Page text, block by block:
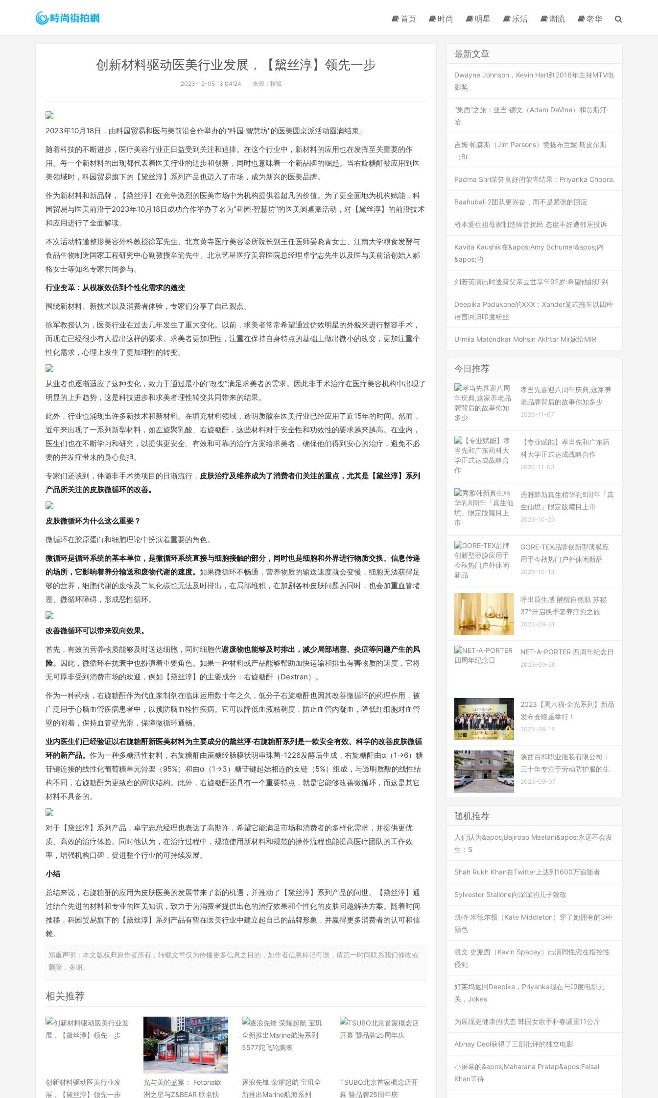
首页 时尚 明星 乐活 潮流 奢华
​创新材料驱动医美行业发展，【黛丝淳】领先一步
2023-12-05 13:04:24 来源：搜狐
2023年10月18日，由科园贸易和医与美前沿合作举办的"科园·智慧坊"的医美圆桌派活动圆满结束。
随着科技的不断进步，医疗美容行业正日益受到关注和追捧。在这个行业中，新材料的应用也在发挥至关重要的作
用。每一个新材料的出现都代表着医美行业的进步和创新，同时也意味着一个新品牌的崛起。当右旋糖酐被应用到医
美领域时，科园贸易旗下的【黛丝淳】系列产品也迈入了市场，成为新兴的医美品牌。
作为新材料和新品牌，【黛丝淳】在竞争激烈的医美市场中为机构提供着超凡的价值。为了更全面地为机构赋能，科
园贸易与医美前沿于2023年10月18日成功合作举办了名为"科园·智慧坊"的医美圆桌派活动，对【黛丝淳】的前沿技术
和应用进行了全面解读。
本次活动特邀整形美容外科教授徐军先生、北京黄寺医疗美容诊所院长副王任医师晏晓青女士、江南大学粮食发酵与
食品生物制造国家工程研究中心副教授辛瑜先生、北京艺星医疗美容医院总经理卓宁志先生以及医与美前沿创始人郝
格女士等知名专家共同参与。
行业变革：从模板效仿到个性化需求的嬗变
围绕新材料、新技术以及消费者体验，专家们分享了自己观点。
徐军教授认为，医美行业在过去几年发生了重大变化。以前，求美者常常希望通过仿效明星的外貌来进行整容手术，
而现在已经很少有人提出这样的要求。求美者更加理性，注重在保持自身特点的基础上做出微小的改变，更加注重个
性化需求，心理上发生了更加理性的转变。
从业者也逐渐适应了这种变化，致力于通过最小的“改变”满足求美者的需求。因此非手术治疗在医疗美容机构中出现了
明显的上升趋势，这是科技进步和求美者理性转变共同带来的结果。
此外，行业也涌现出许多新技术和新材料。在填充材料领域，透明质酸在医美行业已经应用了近15年的时间。然而，
近年来出现了一系列新型材料，如左旋聚乳酸、右旋糖酐，这些材料对于安全性和功效性的要求越来越高。在业内，
医生们也在不断学习和研究，以提供更安全、有效和可靠的治疗方案给求美者，确保他们得到安心的治疗，避免不必
要的并发症带来的身心负担。
专家们还谈到，伴随非手术类项目的日渐流行， 皮肤治疗及维养成为了消费者们关注的重点，尤其是【黛丝淳】系列
产品所关注的皮肤微循环的改善。
皮肤微循环为什么这么重要？
微循环在胶原蛋白和细胞理论中扮演着重要的角色。
微循环是循环系统的基本单位，是微循环系统直接与细胞接触的部分，同时也是细胞和外界进行物质交换、信息传递
的场所，它影响着养分输送和废物代谢的速度。 如果微循环不畅通，营养物质的输送速度就会变慢，细胞无法获得足
够的营养，细胞代谢的废物及二氧化碳也无法及时排出，在局部堆积，在加剧各种皮肤问题的同时，也会加重血管堵
塞、微循环障碍，形成恶性循环。
改善微循环可以带来双向效果。
首先，有效的营养物质能够及时送达细胞，同时细胞代谢废物也能够及时排出，减少局部堵塞、炎症等问题产生的风
险。 因此，微循环在抗衰中也扮演着重要角色。如果一种材料或产品能够帮助加快运输和排出有害物质的速度，它将
无可厚非受到消费市场的欢迎，例如【黛丝淳】的主要成分：右旋糖酐（Dextran）。
作为一种药物，右旋糖酐作为代血浆制剂在临床运用数十年之久，低分子右旋糖酐也因其改善微循环的药理作用，被
广泛用于心脑血管疾病患者中，以预防脑血栓性疾病。它可以降低血液粘稠度，防止血管内凝血，降低红细胞对血管
壁的附着，保持血管壁光滑，保障微循环通畅。
业内医生们已经验证以右旋糖酐新医美材料为主要成分的黛丝淳·右旋糖酐系列是一款安全有效、科学的改善皮肤微循
环的新产品。 作为一种多糖活性材料，右旋糖酐由蔗糖经肠膜状明串珠菌-1226发酵后生成，右旋糖酐由α（1→6）糖
苷键连接的线性化葡萄糖单元骨架（95%）和由α（1→3）糖苷键起始相连的支链（5%）组成，与透明质酸的线性结
构不同，右旋糖酐为更致密的网状结构。此外，右旋糖酐还具有一个重要特点，就是它能够改善微循环，而这是其它
材料不具备的。
对于【黛丝淳】系列产品，卓宁志总经理也表达了高期许，希望它能满足市场和消费者的多样化需求，并提供更优
质、高效的治疗体验。同时他认为，在治疗过程中，规范使用新材料和规范的操作流程也能提高医疗团队的工作效
率，增强机构口碑，促进整个行业的可持续发展。
小结
总结来说，右旋糖酐的应用为皮肤医美的发展带来了新的机遇，并推动了【黛丝淳】系列产品的问世。【黛丝淳】通
过结合先进的材料和专业的医美知识，致力于为消费者提供出色的治疗效果和个性化的皮肤问题解决方案。随着时间
推移，科园贸易旗下的【黛丝淳】系列产品有望在医美行业中建立起自己的品牌形象，并赢得更多消费者的认可和信
赖。
郑重声明：本文版权归原作者所有，转载文章仅为传播更多信息之目的，如作者信息标记有误，请第一时间联系我们修改或
删除，多谢。
相关推荐
​创新材料驱动医美行业发
展，【黛丝淳】领先一步
光与美的盛宴： Fotona欧
洲之星与Z&BEAR 联名快
逐浪先锋 荣耀起航 宝玑全
新推出Marine航海系列
TSUBO北京首家概念店开
幕 暨品牌25周年庆
最新文章
Dwayne Johnson，Kevin Hart到2016年主持MTV电
影奖
“集西”之旅：亚当·德文（Adam DeVine）和贾斯汀·
哈
吉姆·帕森斯（Jim Parsons）赞扬布兰妮·斯皮尔斯
（Br
Padma Shri荣誉良好的荣誉结果：Priyanka Chopra.
Baahubali 2团队更兴奋，而不是紧张的回应
桥本爱住祖母家制造噪音扰民 态度不好遭邻居投诉
Kavita Kaushik在&apos;Amy Schumer&apos;内
&apos;的
刘若英演出时透露父亲去世享年92岁:希望他能听到
Deepika Padukone的XXX：Xander笼式拖车以四种
语言回归印度粉丝
Urmila Matondkar Mohsin Akhtar Mir嫁给MIR
今日推荐
孝当先喜迎八周年庆典,这家养
老品牌背后的故事你知多少
2023-11-07
【专业赋能】孝当先和广东药
科大学正式达成战略合作
2023-11-03
秀雅韩新真生精华乳8周年「真
生仙境」限定版耀目上市
2023-10-23
GORE-TEX品牌创新型薄膜应
用于今秋热门户外休闲新品
2023-10-13
呼出原生感 酵醒自然肌 苏秘
37°开启换季奢养疗愈之旅
2023-09-21
NET-A-PORTER 四周年纪念日
2023-09-20
2023【周六福·金光系列】新品
发布会隆重举行！
2023-09-18
陕西百和职业服装有限公司：
三十年专注于劳动防护服的生
2023-09-07
随机推荐
人们认为&apos;Bajiroao Mastani&apos;永远不会发
生：S
Shah Rukh Khan在Twitter上达到1600万追随者
Sylvester Stallone向深深的儿子致敬
凯特·米德尔顿（Kate Middleton）穿了她拥有的3种
颜色
凯文·史派西（Kevin Spacey）出演同性恋在指控性
侵犯
好莱坞返回Deepika，Priyanka现在与印度电影无
关，Jokes
为展现更健康的状态 韩国女歌手朴春减重11公斤
Abhay Deol获得了三部批评的独立电影
小屏幕的&apos;Maharana Pratap&apos;Faisal
Khan等待